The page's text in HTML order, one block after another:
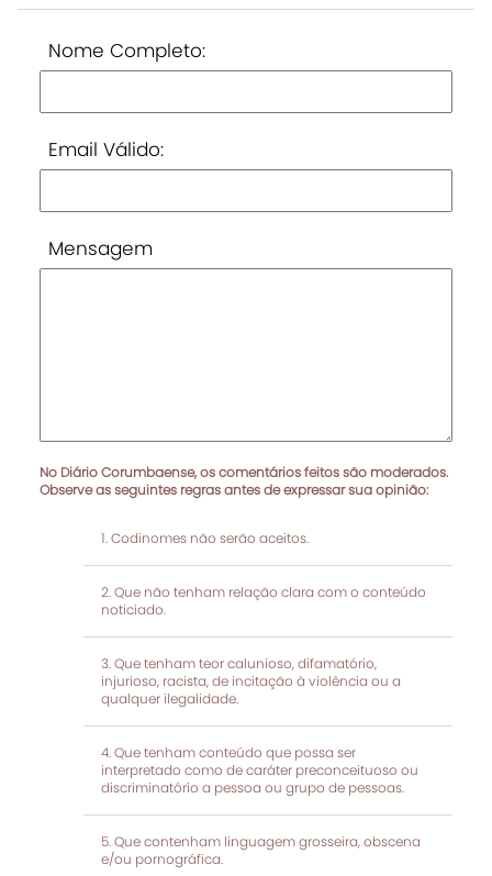
Nome Completo:
Email Válido:
Mensagem
No Diário Corumbaense, os comentários feitos são moderados.
Observe as seguintes regras antes de expressar sua opinião:
Codinomes não serão aceitos.
Que não tenham relação clara com o conteúdo
noticiado.
Que tenham teor calunioso, difamatório,
injurioso, racista, de incitação à violência ou a
qualquer ilegalidade.
Que tenham conteúdo que possa ser
interpretado como de caráter preconceituoso ou
discriminatório a pessoa ou grupo de pessoas.
Que contenham linguagem grosseira, obscena
e/ou pornográfica.